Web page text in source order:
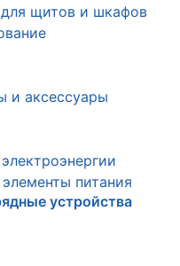
щитов и шкафов
и аксессуары
питания
устройства